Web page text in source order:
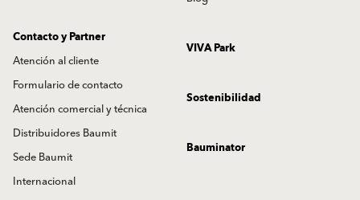
Contacto y Partner
Atención al cliente
Formulario de contacto
Atención comercial y técnica
Distribuidores Baumit